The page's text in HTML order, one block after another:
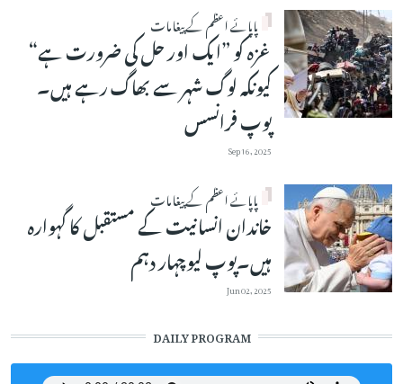
پاپائے اعظم کے پیغامات
غزہ کو ”ایک اور حل کی ضرورت ہے“
کیونکہ لوگ شہر سے بھاگ رہے ہیں۔
پوپ فرانسس
Sep 16, 2025
پاپائے اعظم کے پیغامات
خاندان انسانیت کے مستقبل کا گہوارہ
ہیں۔پوپ لیوچہار دہم
Jun 02, 2025
DAILY PROGRAM